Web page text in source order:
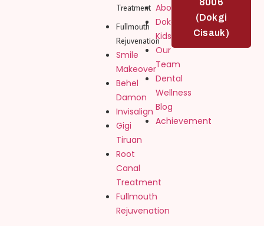
About
Dokgi
Kids
Our
Team
Dental
Wellness
Blog
Achievement
Treatment
Fullmouth
Rejuvenation
Smile
Makeover
Behel
Damon
Invisalign
Gigi
Tiruan
Root
Canal
Treatment
Fullmouth
Rejuvenation
8006
(Dokgi
Cisauk)